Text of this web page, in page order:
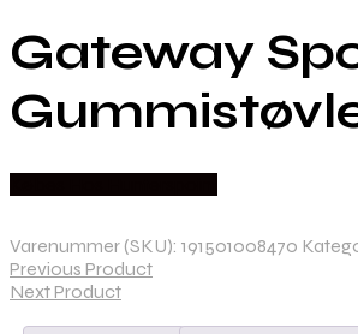
Gateway
Varenummer (SKU): 191501008470
Previous Product
Next Product